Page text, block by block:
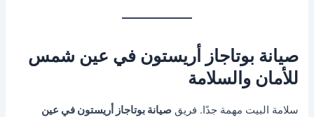
صيانة بوتاجاز أريستون في عين شمس
للأمان والسلامة
سلامة البيت مهمة جدًا. فريقصيانة بوتاجاز أريستون في عين